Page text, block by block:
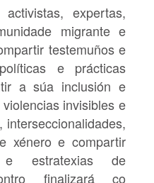
expertas,
migrante e
testemuños e
e prácticas
a súa inclusión e
invisibles e
xénero e compartir​
e estratexias de
finalizará co